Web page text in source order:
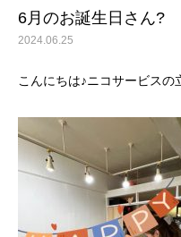
6月のお誕生日さん?
2024.06.25
こんにちは♪ニコサービスの